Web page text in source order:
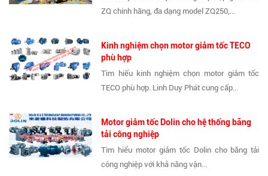
ZQ chính hãng, đa dạng model ZQ250,...
Kinh nghiệm chọn motor giảm tốc TECO
phù hợp
Tìm hiểu kinh nghiệm chọn motor giảm tốc
TECO phù hợp. Linh Duy Phát cung cấp...
Motor giảm tốc Dolin cho hệ thống băng
tải công nghiệp
Tìm hiểu motor giảm tốc Dolin cho băng tải
công nghiệp với khả năng vận...